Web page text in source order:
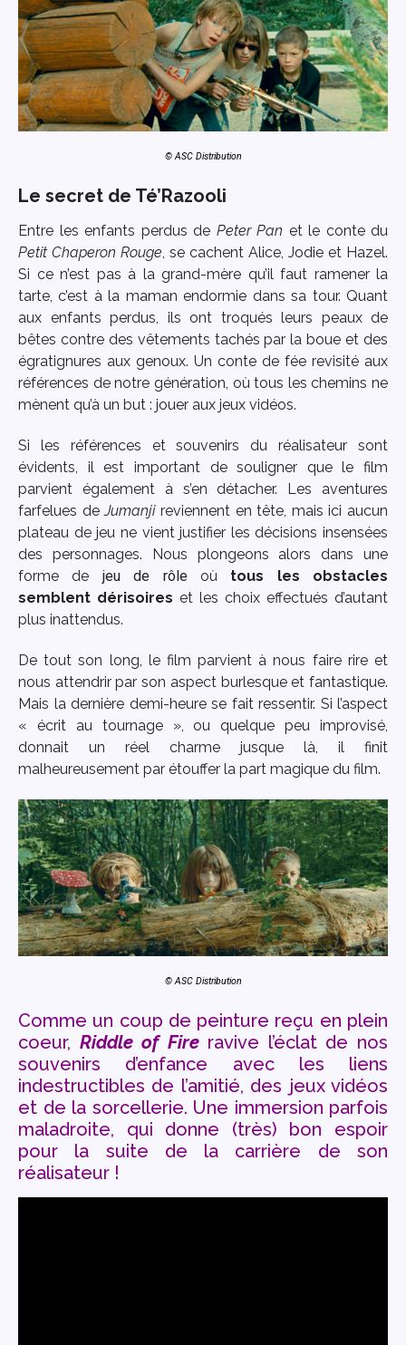
© ASC Distribution
Le secret de Té’Razooli
Entre les enfants perdus de Peter Pan et le conte du
Petit Chaperon Rouge, se cachent Alice, Jodie et Hazel.
Si ce n’est pas à la grand-mère qu’il faut ramener la
tarte, c’est à la maman endormie dans sa tour. Quant
aux enfants perdus, ils ont troqués leurs peaux de
bêtes contre des vêtements tachés par la boue et des
égratignures aux genoux. Un conte de fée revisité aux
références de notre génération, où tous les chemins ne
mènent qu’à un but : jouer aux jeux vidéos.
Si les références et souvenirs du réalisateur sont
évidents, il est important de souligner que le film
parvient également à s’en détacher. Les aventures
farfelues deJumanjireviennent en tête, mais ici aucun
plateau de jeu ne vient justifier les décisions insensées
des personnages. Nous plongeons alors dans une
forme de jeu de rôleoù tous les obstacles
semblent dérisoires et les choix effectués d’autant
plus inattendus.
De tout son long, le film parvient à nous faire rire et
nous attendrir par son aspect burlesque et fantastique.
Mais la dernière demi-heure se fait ressentir. Si l’aspect
« écrit au tournage », ou quelque peu improvisé,
donnait un réel charme jusque là, il finit
malheureusement par étouffer la part magique du film.
© ASC Distribution
Comme un coup de peinture reçu en plein
coeur, Riddle of Fireravive l’éclat de nos
souvenirs d’enfance avec les liens
indestructibles de l’amitié, des jeux vidéos
et de la sorcellerie. Une immersion parfois
maladroite, qui donne (très) bon espoir
pour la suite de la carrière de son
réalisateur !